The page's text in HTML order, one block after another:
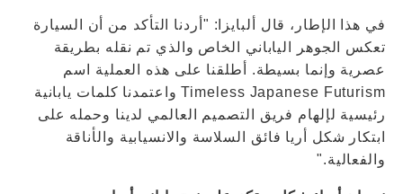
في هذا الإطار، قال ألبايزا: "أردنا التأكد من أن السيارة
تعكس الجوهر الياباني الخاص والذي تم نقله بطريقة
عصرية وإنما بسيطة. أطلقنا على هذه العملية اسم
Timeless Japanese Futurism واعتمدنا كلمات يابانية
رئيسية لإلهام فريق التصميم العالمي لدينا وحمله على
ابتكار شكل أريا فائق السلاسة والانسيابية والأناقة
والفعالية."